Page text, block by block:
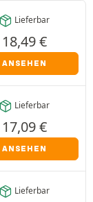
Lieferbar
18,49€
ANSEHEN
Lieferbar
17,09€
ANSEHEN
Lieferbar